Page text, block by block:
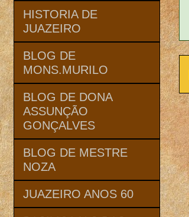
HISTORIA DE
JUAZEIRO
BLOG DE
MONS.MURILO
BLOG DE DONA
ASSUNÇÃO
GONÇALVES
BLOG DE MESTRE
NOZA
JUAZEIRO ANOS 60